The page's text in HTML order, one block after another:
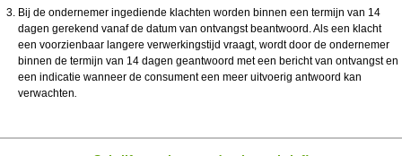
Bij de ondernemer ingediende klachten worden binnen een termijn van 14
dagen gerekend vanaf de datum van ontvangst beantwoord. Als een klacht
een voorzienbaar langere verwerkingstijd vraagt, wordt door de ondernemer
binnen de termijn van 14 dagen geantwoord met een bericht van ontvangst en
een indicatie wanneer de consument een meer uitvoerig antwoord kan
verwachten.